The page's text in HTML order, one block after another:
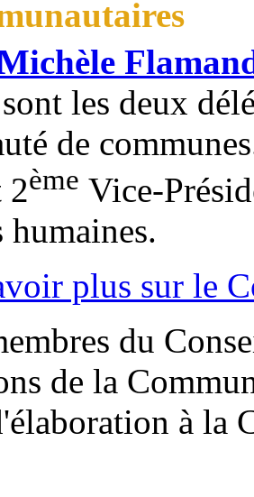
sont les deux
de
2ème Vice-
humaines.
plus sur le
du
de la
à la